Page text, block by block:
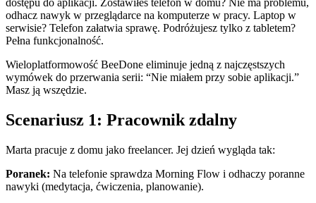
dostępu do aplikacji. Zostawiłeś telefon w domu? Nie ma problemu,
odhacz nawyk w przeglądarce na komputerze w pracy. Laptop w
serwisie? Telefon załatwia sprawę. Podróżujesz tylko z tabletem?
Pełna funkcjonalność.
Wieloplatformowość BeeDone eliminuje jedną z najczęstszych
wymówek do przerwania serii: “Nie miałem przy sobie aplikacji.”
Masz ją wszędzie.
Scenariusz 1: Pracownik zdalny
Marta pracuje z domu jako freelancer. Jej dzień wygląda tak:
Poranek: Na telefonie sprawdza Morning Flow i odhaczy poranne
nawyki (medytacja, ćwiczenia, planowanie).